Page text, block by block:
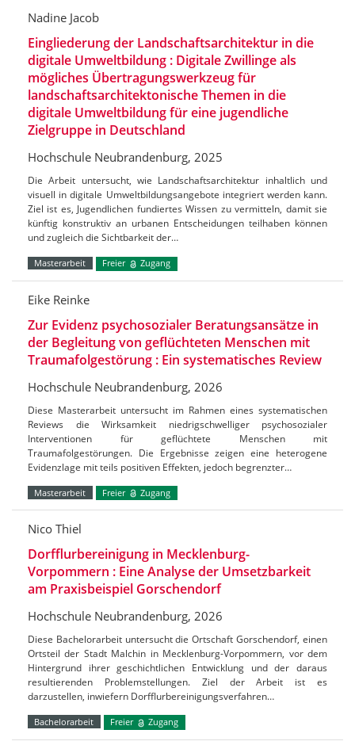
Nadine Jacob
Eingliederung der Landschaftsarchitektur in die
digitale Umweltbildung : Digitale Zwillinge als
mögliches Übertragungswerkzeug für
landschaftsarchitektonische Themen in die
digitale Umweltbildung für eine jugendliche
Zielgruppe in Deutschland
Hochschule Neubrandenburg, 2025
Die Arbeit untersucht, wie Landschaftsarchitektur inhaltlich und
visuell in digitale Umweltbildungsangebote integriert werden kann.
Ziel ist es, Jugendlichen fundiertes Wissen zu vermitteln, damit sie
künftig konstruktiv an urbanen Entscheidungen teilhaben können
und zugleich die Sichtbarkeit der…
Masterarbeit Freier Zugang
Eike Reinke
Zur Evidenz psychosozialer Beratungsansätze in
der Begleitung von geflüchteten Menschen mit
Traumafolgestörung : Ein systematisches Review
Hochschule Neubrandenburg, 2026
Diese Masterarbeit untersucht im Rahmen eines systematischen
Reviews die Wirksamkeit niedrigschwelliger psychosozialer
Interventionen für geflüchtete Menschen mit
Traumafolgestörungen. Die Ergebnisse zeigen eine heterogene
Evidenzlage mit teils positiven Effekten, jedoch begrenzter…
Masterarbeit Freier Zugang
Nico Thiel
Dorfflurbereinigung in Mecklenburg-
Vorpommern : Eine Analyse der Umsetzbarkeit
am Praxisbeispiel Gorschendorf
Hochschule Neubrandenburg, 2026
Diese Bachelorarbeit untersucht die Ortschaft Gorschendorf, einen
Ortsteil der Stadt Malchin in Mecklenburg-Vorpommern, vor dem
Hintergrund ihrer geschichtlichen Entwicklung und der daraus
resultierenden Problemstellungen. Ziel der Arbeit ist es
darzustellen, inwiefern Dorfflurbereinigungsverfahren…
Bachelorarbeit Freier Zugang